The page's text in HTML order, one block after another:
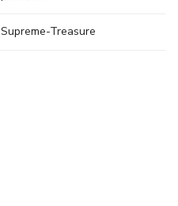
Supreme-Treasure